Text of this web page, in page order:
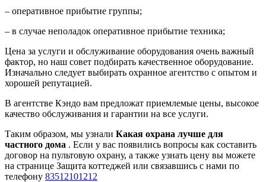
– оперативное прибытие группы;
– в случае неполадок оперативное прибытие техника;
Цена за услуги и обслуживание оборудования очень важный
фактор, но наш совет подбирать качественное оборудование.
Изначально следует выбирать охранное агентство с опытом и
хорошей репутацией.
В агентстве Кэндо вам предложат приемлемые цены, высокое
качество обслуживания и гарантии на все услуги.
Таким образом, мы узнали Какая охрана лучше для
частного дома . Если у вас появились вопросы как составить
договор на пультовую охрану, а также узнать цену вы можете
на странице Защита коттеджей или связавшись с нами по
телефону 83512101212